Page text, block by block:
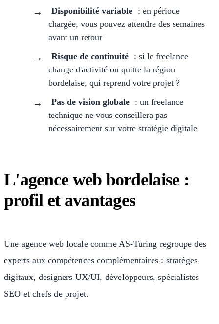
Disponibilité variable : en période
chargée, vous pouvez attendre des semaines
avant un retour
Risque de continuité : si le freelance
change d'activité ou quitte la région
bordelaise, qui reprend votre projet ?
Pas de vision globale : un freelance
technique ne vous conseillera pas
nécessairement sur votre stratégie digitale
L'agence web bordelaise :
profil et avantages
Une agence web locale comme AS-Turing regroupe des
experts aux compétences complémentaires : stratèges
digitaux, designers UX/UI, développeurs, spécialistes
SEO et chefs de projet.